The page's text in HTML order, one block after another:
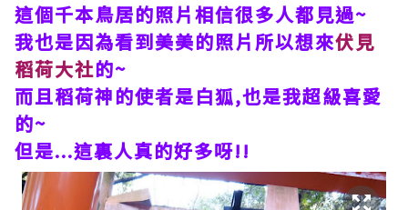
這個千本鳥居的照片相信很多人都見過~
我也是因為看到美美的照片所以想來伏見
稻荷大社的~
而且稻荷神的使者是白狐,也是我超級喜愛
的~
但是...這裏人真的好多呀!!